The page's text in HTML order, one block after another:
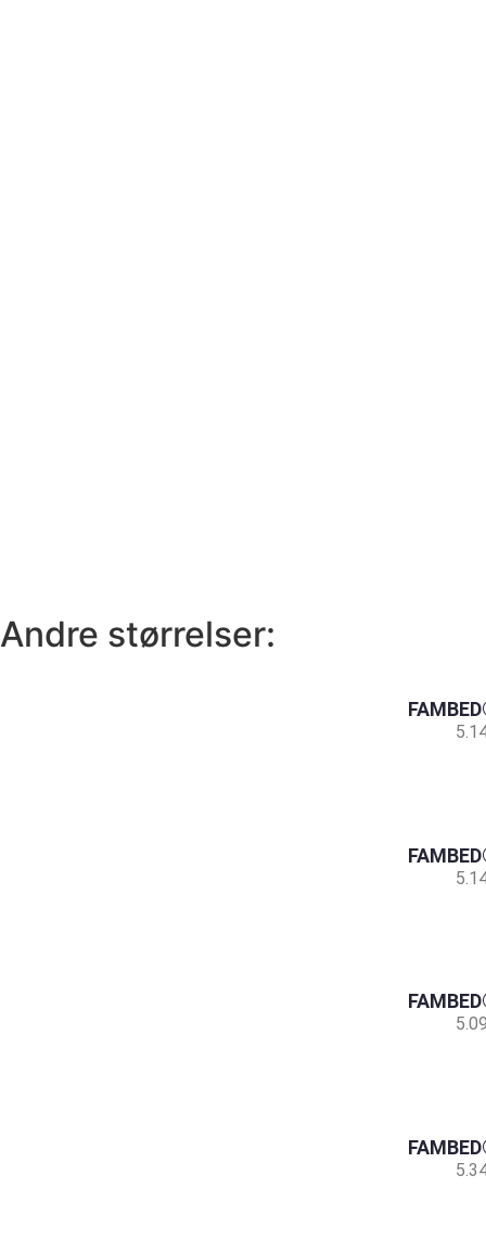
Andre størrelser: